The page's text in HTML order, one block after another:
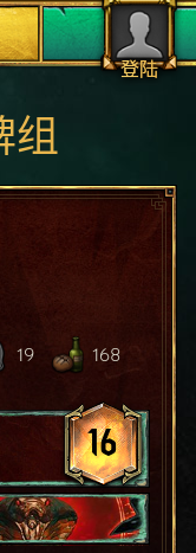
登陆
组
19 168
16